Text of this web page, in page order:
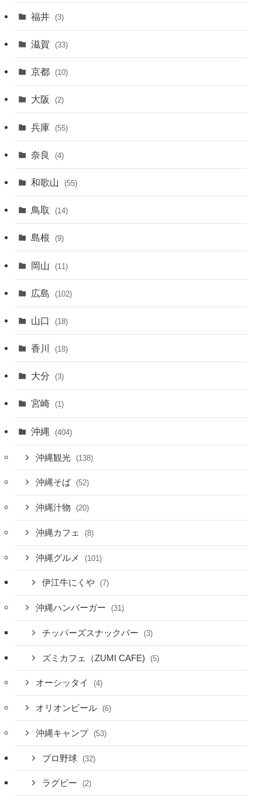
福井 (3)
滋賀 (33)
京都 (10)
大阪 (2)
兵庫 (55)
奈良 (4)
和歌山 (55)
鳥取 (14)
島根 (9)
岡山 (11)
広島 (102)
山口 (18)
香川 (18)
大分 (3)
宮崎 (1)
沖縄 (404)
沖縄観光 (138)
沖縄そば (52)
沖縄汁物 (20)
沖縄カフェ (8)
沖縄グルメ (101)
伊江牛にくや (7)
沖縄ハンバーガー (31)
チッパーズスナックバー (3)
ズミカフェ（ZUMI CAFE) (5)
オーシッタイ (4)
オリオンビール (6)
沖縄キャンプ (53)
プロ野球 (32)
ラグビー (2)